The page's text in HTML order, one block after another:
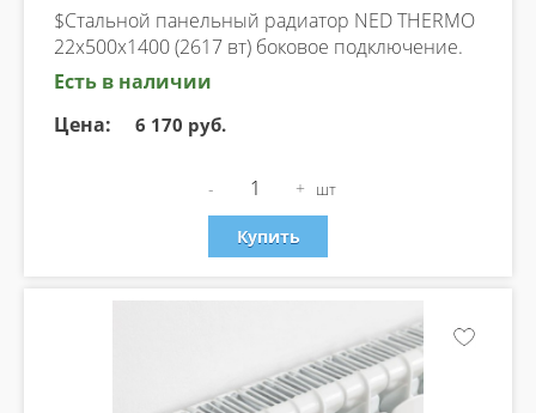
$Стальной панельный радиатор NED THERMO
22х500х1400 (2617 вт) боковое подключение.
Есть в наличии
Цена:
6 170 руб.
- + шт
Купить